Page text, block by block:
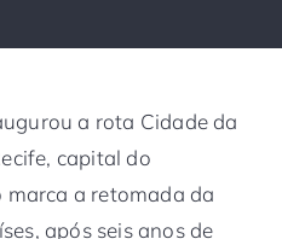
a rota Cidade da
capital do
marca a retomada da
após seis anos de